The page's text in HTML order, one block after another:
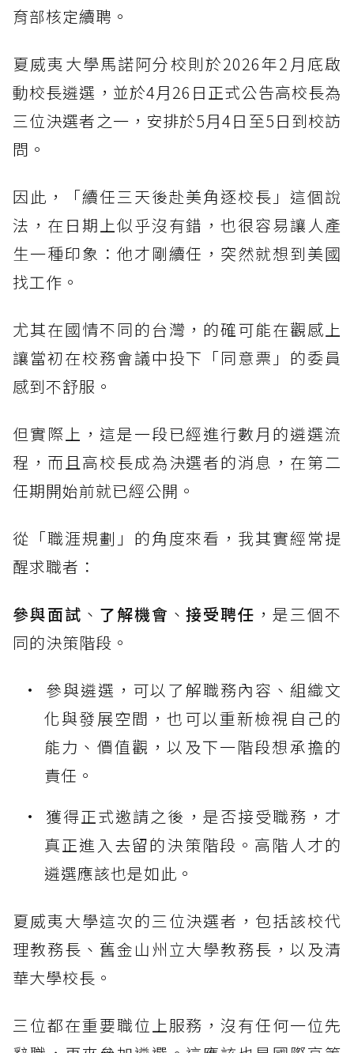
育部核定續聘。
夏威夷大學馬諾阿分校則於2026年2月底啟
動校長遴選，並於4月26日正式公告高校長為
三位決選者之一，安排於5月4日至5日到校訪
問。
因此，「續任三天後赴美角逐校長」這個說
法，在日期上似乎沒有錯，也很容易讓人產
生一種印象：他才剛續任，突然就想到美國
找工作。
尤其在國情不同的台灣，的確可能在觀感上
讓當初在校務會議中投下「同意票」的委員
感到不舒服。
但實際上，這是一段已經進行數月的遴選流
程，而且高校長成為決選者的消息，在第二
任期開始前就已經公開。
從「職涯規劃」的角度來看，我其實經常提
醒求職者：
參與面試 、 了解機會 、接受聘任 ，是三個不
同的決策階段。
參與遴選，可以了解職務內容、組織文
化與發展空間，也可以重新檢視自己的
能力、價值觀，以及下一階段想承擔的
責任。
獲得正式邀請之後，是否接受職務，才
真正進入去留的決策階段。高階人才的
遴選應該也是如此。
夏威夷大學這次的三位決選者，包括該校代
理教務長、舊金山州立大學教務長，以及清
華大學校長。
三位都在重要職位上服務，沒有任何一位先